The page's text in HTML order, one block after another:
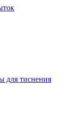
для тиснения